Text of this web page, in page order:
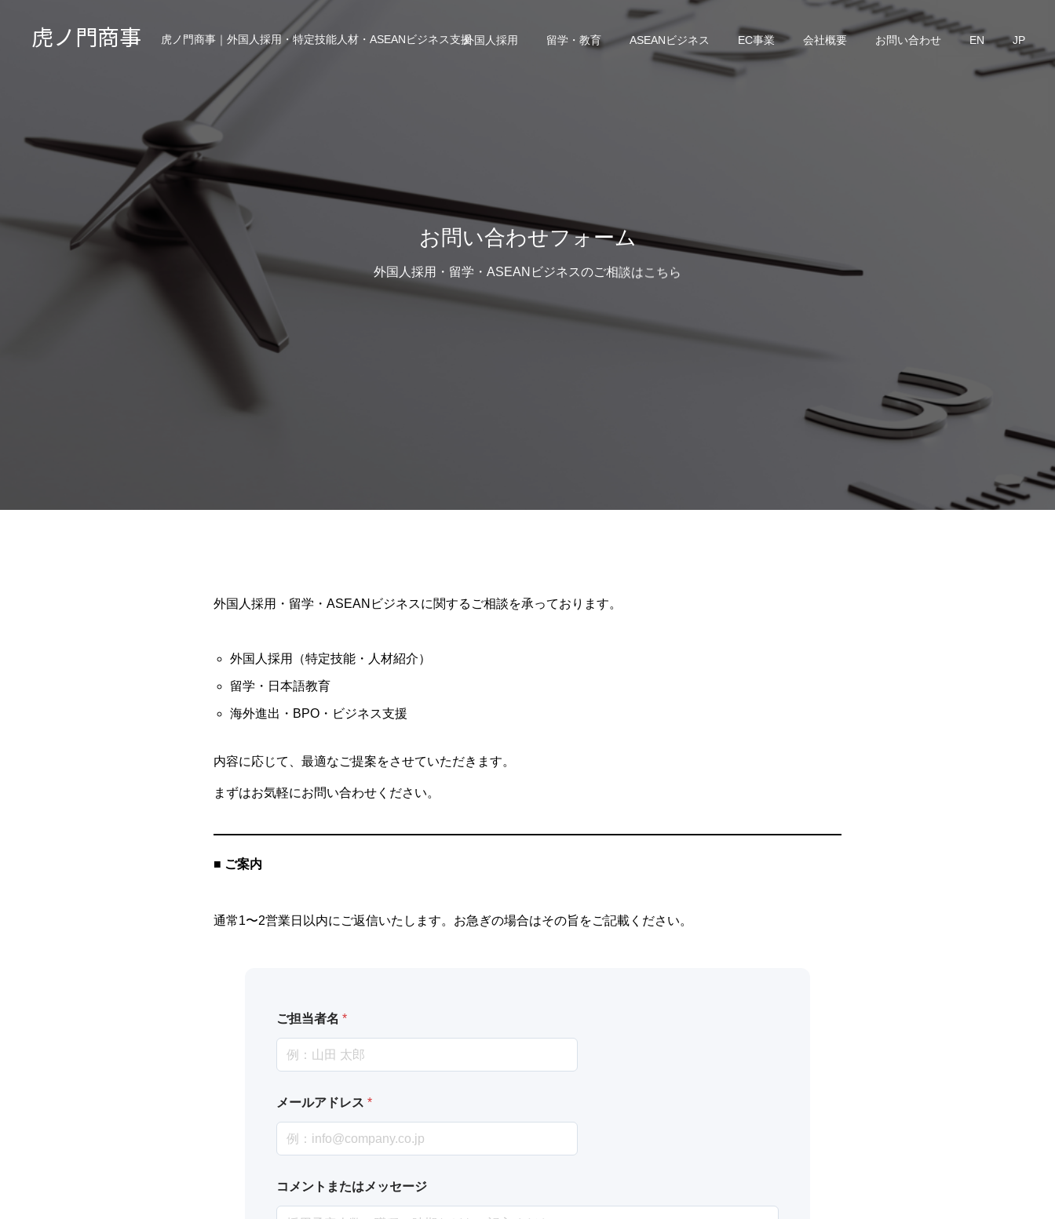
虎ノ門商事 虎ノ門商事｜外国人採用・特定技能人材・ASEANビジネス支援外国人採用 留学・教育 ASEANビジネス EC事業 会社概要 お問い合わせ EN JP
お問い合わせフォーム
外国人採用・留学・ASEANビジネスのご相談はこちら
外国人採用・留学・ASEANビジネスに関するご相談を承っております。
外国人採用（特定技能・人材紹介）
留学・日本語教育
海外進出・BPO・ビジネス支援
内容に応じて、最適なご提案をさせていただきます。
まずはお気軽にお問い合わせください。
■ ご案内
通常1〜2営業日以内にご返信いたします。お急ぎの場合はその旨をご記載ください。
ご担当者名 *
メールアドレス *
*
ご
コメントまたはメッセージ